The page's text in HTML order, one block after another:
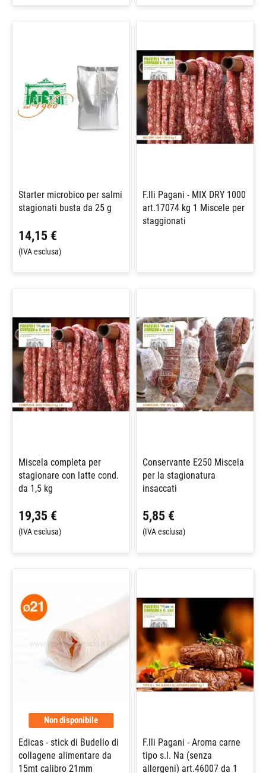
Starter microbico per salmi
stagionati busta da 25 g
14,15 €
(IVA esclusa)
F.lli Pagani - MIX DRY 1000
art.17074 kg 1 Miscele per
staggionati
Miscela completa per
stagionare con latte cond.
da 1,5 kg
19,35 €
(IVA esclusa)
Conservante E250 Miscela
per la stagionatura
insaccati
5,85 €
(IVA esclusa)
Non disponibile
Edicas - stick di Budello di
collagene alimentare da
15mt calibro 21mm
F.lli Pagani - Aroma carne
tipo s.l. Na (senza
allergeni) art.46007 da 1